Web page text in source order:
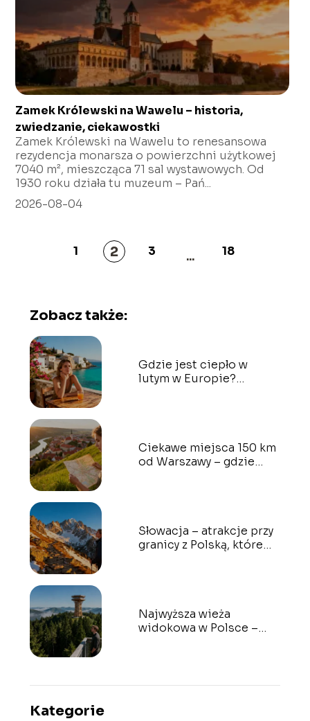
Zamek Królewski na Wawelu – historia,
zwiedzanie, ciekawostki
Zamek Królewski na Wawelu to renesansowa
rezydencja monarsza o powierzchni użytkowej
7040 m², mieszcząca 71 sal wystawowych. Od
1930 roku działa tu muzeum – Pań...
2026-08-04
1 2 3 ... 18
Zobacz także:
Gdzie jest ciepło w
lutym w Europie?
Ciekawe miejsca 150 km
od Warszawy – gdzie
Słowacja – atrakcje przy
granicy z Polską, które
Najwyższa wieża
widokowa w Polsce –
Kategorie